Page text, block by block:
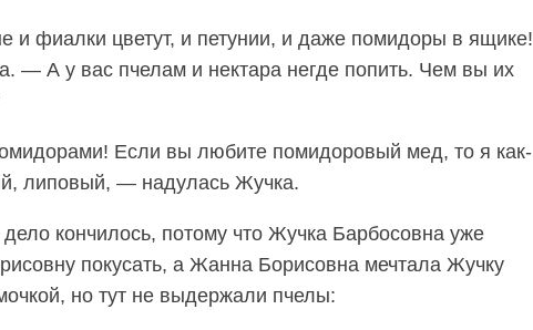
и фиалки цветут, и петунии, и даже помидоры в ящике!
— А у вас пчелам и нектара негде попить. Чем вы их
Если вы любите помидоровый мед, то я как-
липовый, — надулась Жучка.
кончилось, потому что Жучка Барбосовна уже
покусать, а Жанна Борисовна мечтала Жучку
но тут не выдержали пчелы: